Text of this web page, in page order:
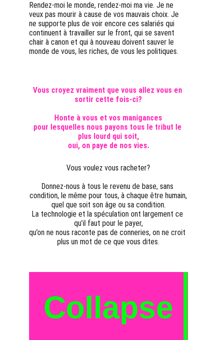
Rendez-moi le monde, rendez-moi ma vie. Je ne
veux pas mourir à cause de vos mauvais choix. Je
ne supporte plus de voir encore ces salariés qui
continuent à travailler sur le front, qui se savent
chair à canon et qui à nouveau doivent sauver le
monde de vous, les riches, de vous les politiques.
Vous croyez vraiment que vous allez vous en
sortir cette fois-ci?
Honte à vous et vos manigances
pour lesquelles nous payons tous le tribut le
plus lourd qui soit,
oui, on paye de nos vies.
Vous voulez vous racheter?
Donnez-nous à tous le revenu de base, sans
condition, le même pour tous, à chaque être humain,
quel que soit son âge ou sa condition.
La technologie et la spéculation ont largement ce
qu’il faut pour le payer,
qu’on ne nous raconte pas de conneries, on ne croit
plus un mot de ce que vous dites.
Collapse